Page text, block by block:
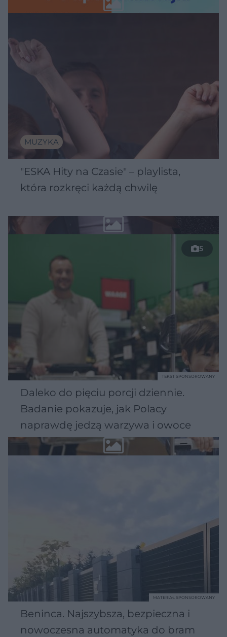
MUZYKA
"ESKA Hity na Czasie" – playlista,
która rozkręci każdą chwilę
5
Daleko do pięciu porcji dziennie.
Badanie pokazuje, jak Polacy
naprawdę jedzą warzywa i owoce
TEKST SPONSOROWANY
Beninca. Najszybsza, bezpieczna i
nowoczesna automatyka do bram
MATERIAŁ SPONSOROWANY